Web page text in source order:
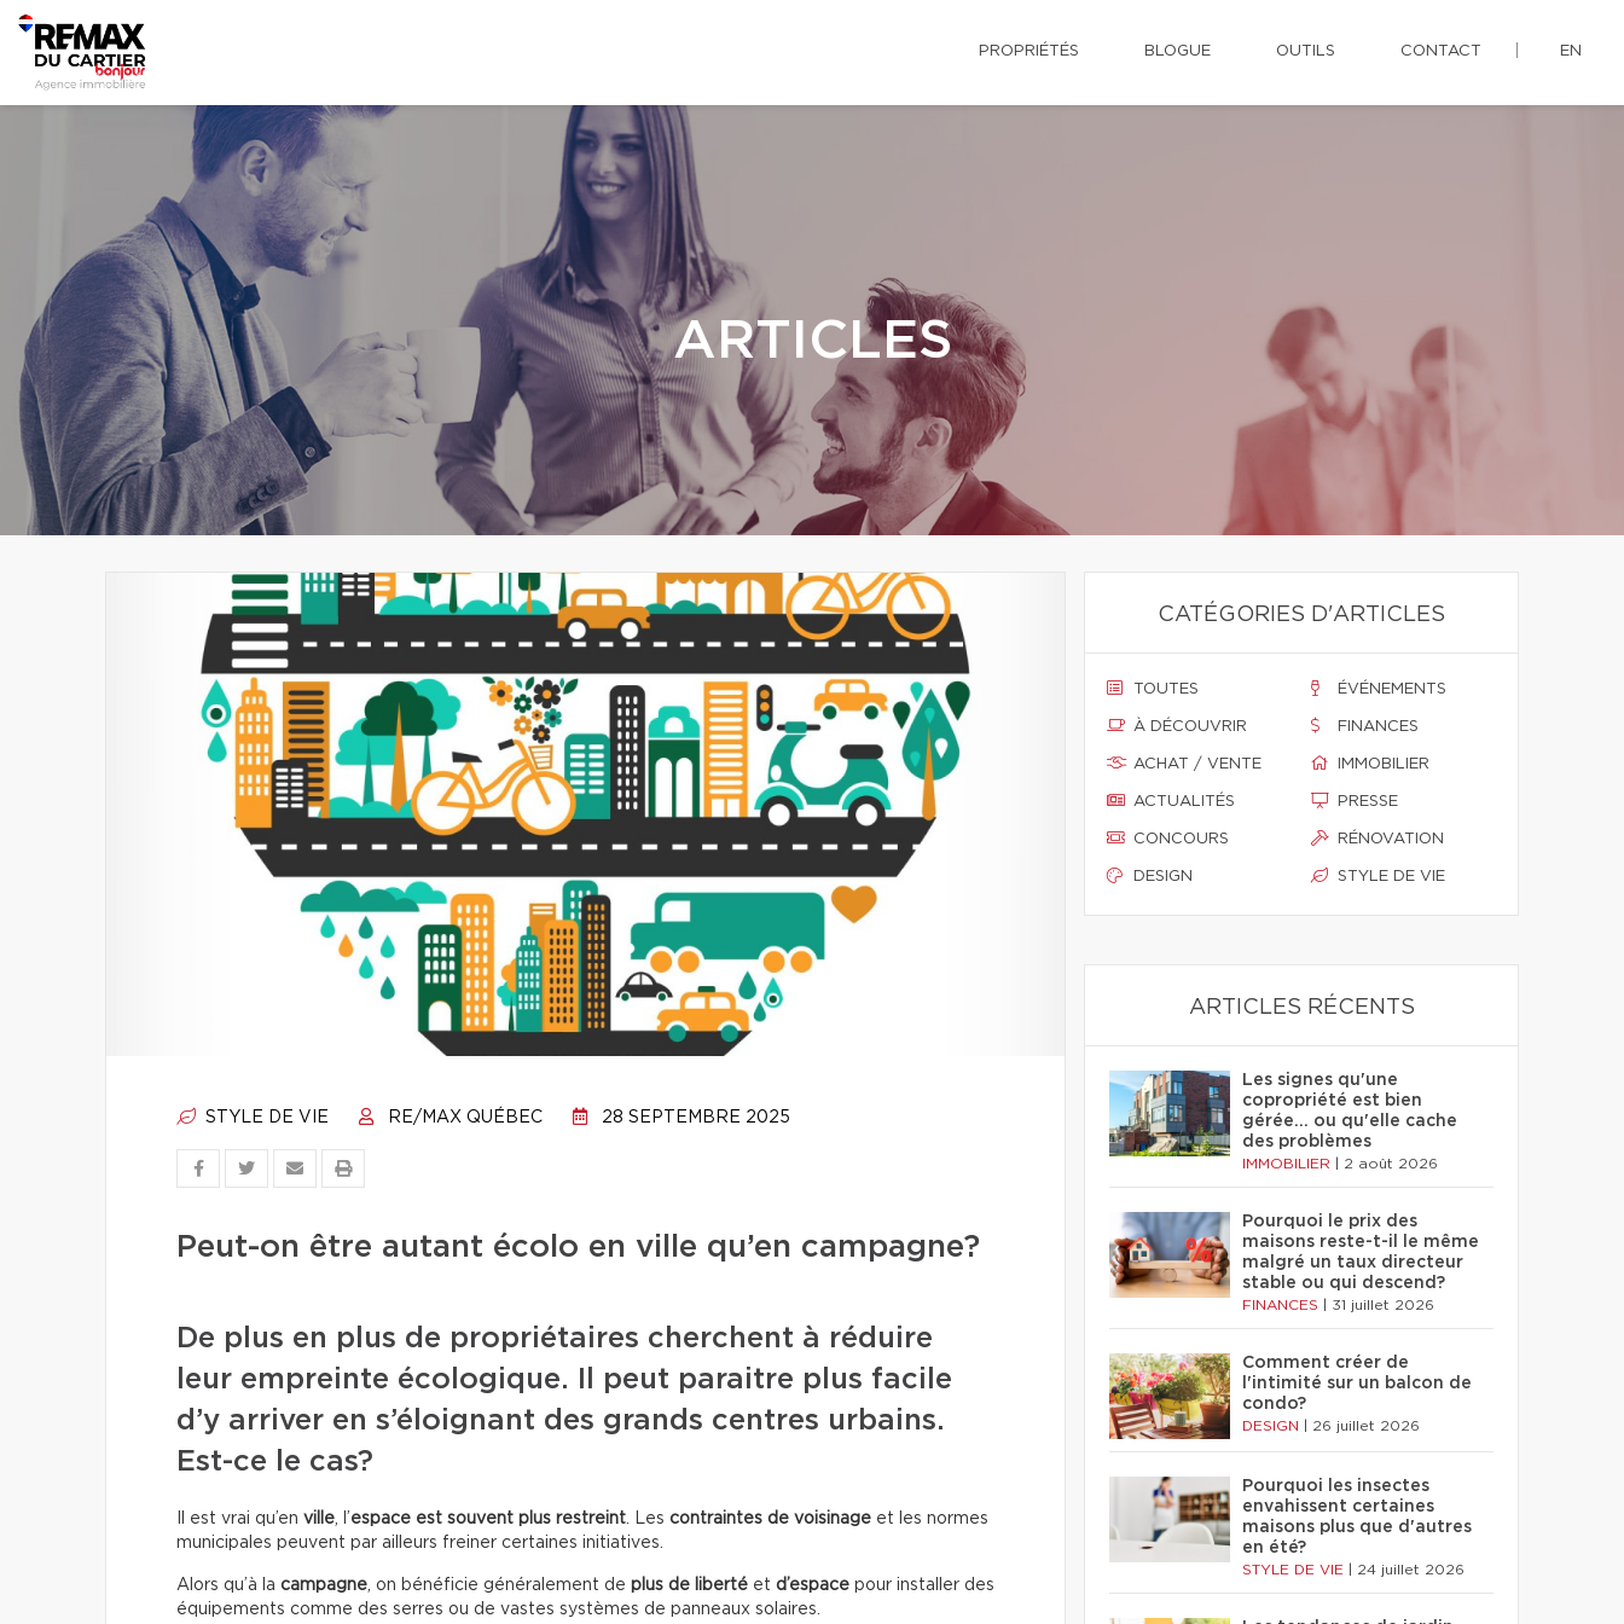
PROPRIÉTÉS BLOGUE OUTILS CONTACT EN
ARTICLES
STYLE DE VIE RE/MAX QUÉBEC 28 SEPTEMBRE 2025
Peut-on être autant écolo en ville qu’en campagne?
De plus en plus de propriétaires cherchent à réduire
leur empreinte écologique. Il peut paraitre plus facile
d’y arriver en s’éloignant des grands centres urbains.
Est-ce le cas?
Il est vrai qu’en ville, l’espace est souvent plus restreint. Les contraintes de voisinage et les normes
municipales peuvent par ailleurs freiner certaines initiatives.
Alors qu’à la campagne, on bénéficie généralement de plus de liberté et d’espace pour installer des
équipements comme des serres ou de vastes systèmes de panneaux solaires.
CATÉGORIES D'ARTICLES
TOUTES
À DÉCOUVRIR
ACHAT / VENTE
ACTUALITÉS
CONCOURS
DESIGN
ÉVÉNEMENTS
FINANCES
IMMOBILIER
PRESSE
RÉNOVATION
STYLE DE VIE
ARTICLES RÉCENTS
Les signes qu'une
copropriété est bien
gérée… ou qu'elle cache
des problèmes
IMMOBILIER 2 août 2026
Pourquoi le prix des
maisons reste-t-il le même
malgré un taux directeur
stable ou qui descend?
FINANCES 31 juillet 2026
Comment créer de
l'intimité sur un balcon de
condo?
DESIGN 26 juillet 2026
Pourquoi les insectes
envahissent certaines
maisons plus que d'autres
en été?
STYLE DE VIE 24 juillet 2026